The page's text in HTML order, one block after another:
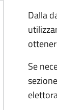
Dalla
Se